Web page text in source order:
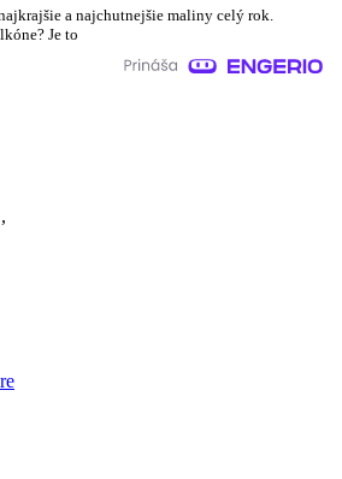
a najchutnejšie maliny celý rok.
Je to